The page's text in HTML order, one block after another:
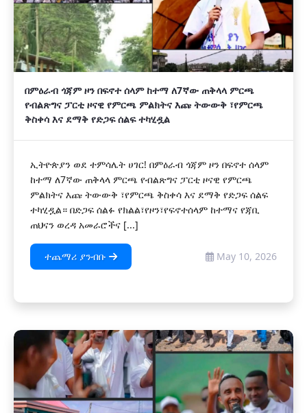
በምዕራብ ጎጃም ዞን በፍኖተ ሰላም ከተማ ለ7ኛው ጠቅላላ ምርጫ
የብልጽግና ፓርቲ ዞናዊ የምርጫ ምልክትና እጩ ትውውቅ ፣የምርጫ
ቅስቀሳ እና ደማቅ የድጋፍ ሰልፍ ተካሂዷል
ኢትዮጵያን ወደ ተምሳሌት ሀገር! በምዕራብ ጎጃም ዞን በፍኖተ ሰላም
ከተማ ለ7ኛው ጠቅላላ ምርጫ የብልጽግና ፓርቲ ዞናዊ የምርጫ
ምልክትና እጩ ትውውቅ ፣የምርጫ ቅስቀሳ እና ደማቅ የድጋፍ ሰልፍ
ተካሂዷል። በድጋፍ ሰልፉ የክልል፣የዞን፣የፍኖተሰላም ከተማና የጃቢ
ጠህናን ወረዳ አመራሮችና [...]
ተጨማሪ ያንብቡ May 10, 2026